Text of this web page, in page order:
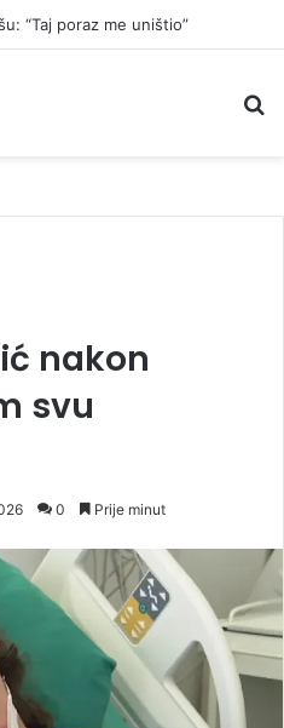
“Taj poraz me uništio”
nakon
svu
0 Prije minut